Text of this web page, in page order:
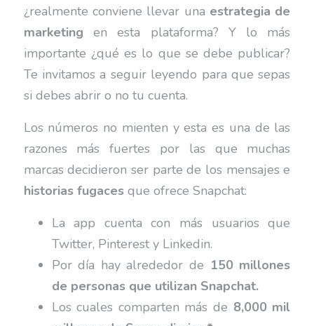
¿realmente conviene llevar una estrategia de
marketing en esta plataforma? Y lo más
importante ¿qué es lo que se debe publicar?
Te invitamos a seguir leyendo para que sepas
si debes abrir o no tu cuenta.
Los números no mienten y esta es una de las
razones más fuertes por las que muchas
marcas decidieron ser parte de los mensajes e
historias fugacesque ofrece Snapchat:
La app cuenta con más usuarios que
Twitter, Pinterest y Linkedin.
Por día hay alrededor de 150 millones
de personas que utilizan Snapchat.
Los cuales comparten más de 8,000 mil